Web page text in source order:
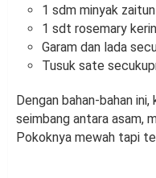
1 sdm minyak zaitun
1 sdt rosemary
Garam dan lada
Tusuk sate
Dengan bahan-bahan
seimbang antara asam,
Pokoknya mewah tapi